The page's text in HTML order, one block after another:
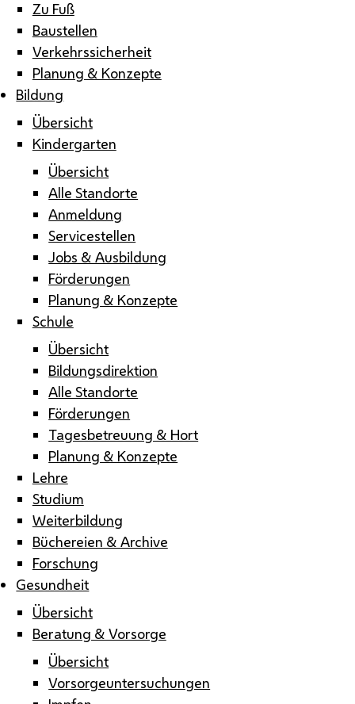
Zu Fuß
Baustellen
Verkehrssicherheit
Planung & Konzepte
Bildung
Übersicht
Kindergarten
Übersicht
Alle Standorte
Anmeldung
Servicestellen
Jobs & Ausbildung
Förderungen
Planung & Konzepte
Schule
Übersicht
Bildungsdirektion
Alle Standorte
Förderungen
Tagesbetreuung & Hort
Planung & Konzepte
Lehre
Studium
Weiterbildung
Büchereien & Archive
Forschung
Gesundheit
Übersicht
Beratung & Vorsorge
Übersicht
Vorsorgeuntersuchungen